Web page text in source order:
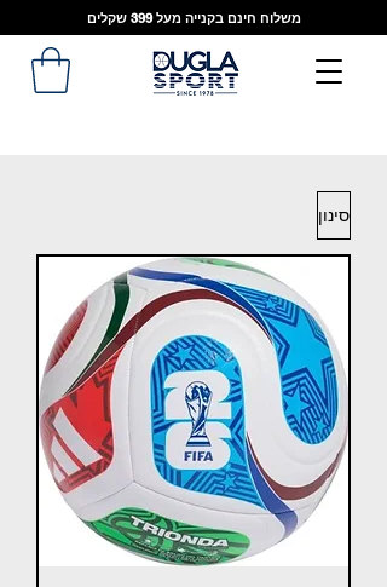
משלוח חינם בקנייה מעל 399 שקלים
סינון